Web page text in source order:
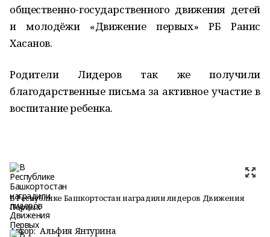
общественно-государственного движения детей
и молодёжи «Движение первых» РБ Ранис
Хасанов.
Родители Лидеров так же получили
благодарственные письма за активное участие в
воспитание ребенка.
В Республике Башкортостан наградили лидеров Движения
Первых
Автор: Альфия Янтурина